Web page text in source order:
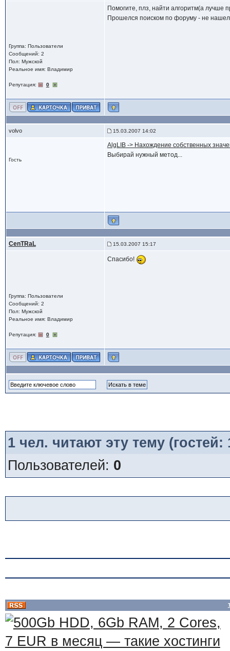
Группа: Пользователи
Сообщений: 2
Пол: Мужской
Реальное имя: Владимир
Репутация: 0
Помогите, плз, найти алгоритм(а лучше
Прошелся поиском по форуму - не
volvo 15.03.2007 14:02
Гость
AlgLIB -> Нахождение собственных
Выбирай нужный метод...
CenTRaL 15.03.2007 15:17
Группа: Пользователи
Сообщений: 2
Пол: Мужской
Реальное имя: Владимир
Репутация: 0
Спасибо!
1чел. читают эту тему
Пользователей: 0